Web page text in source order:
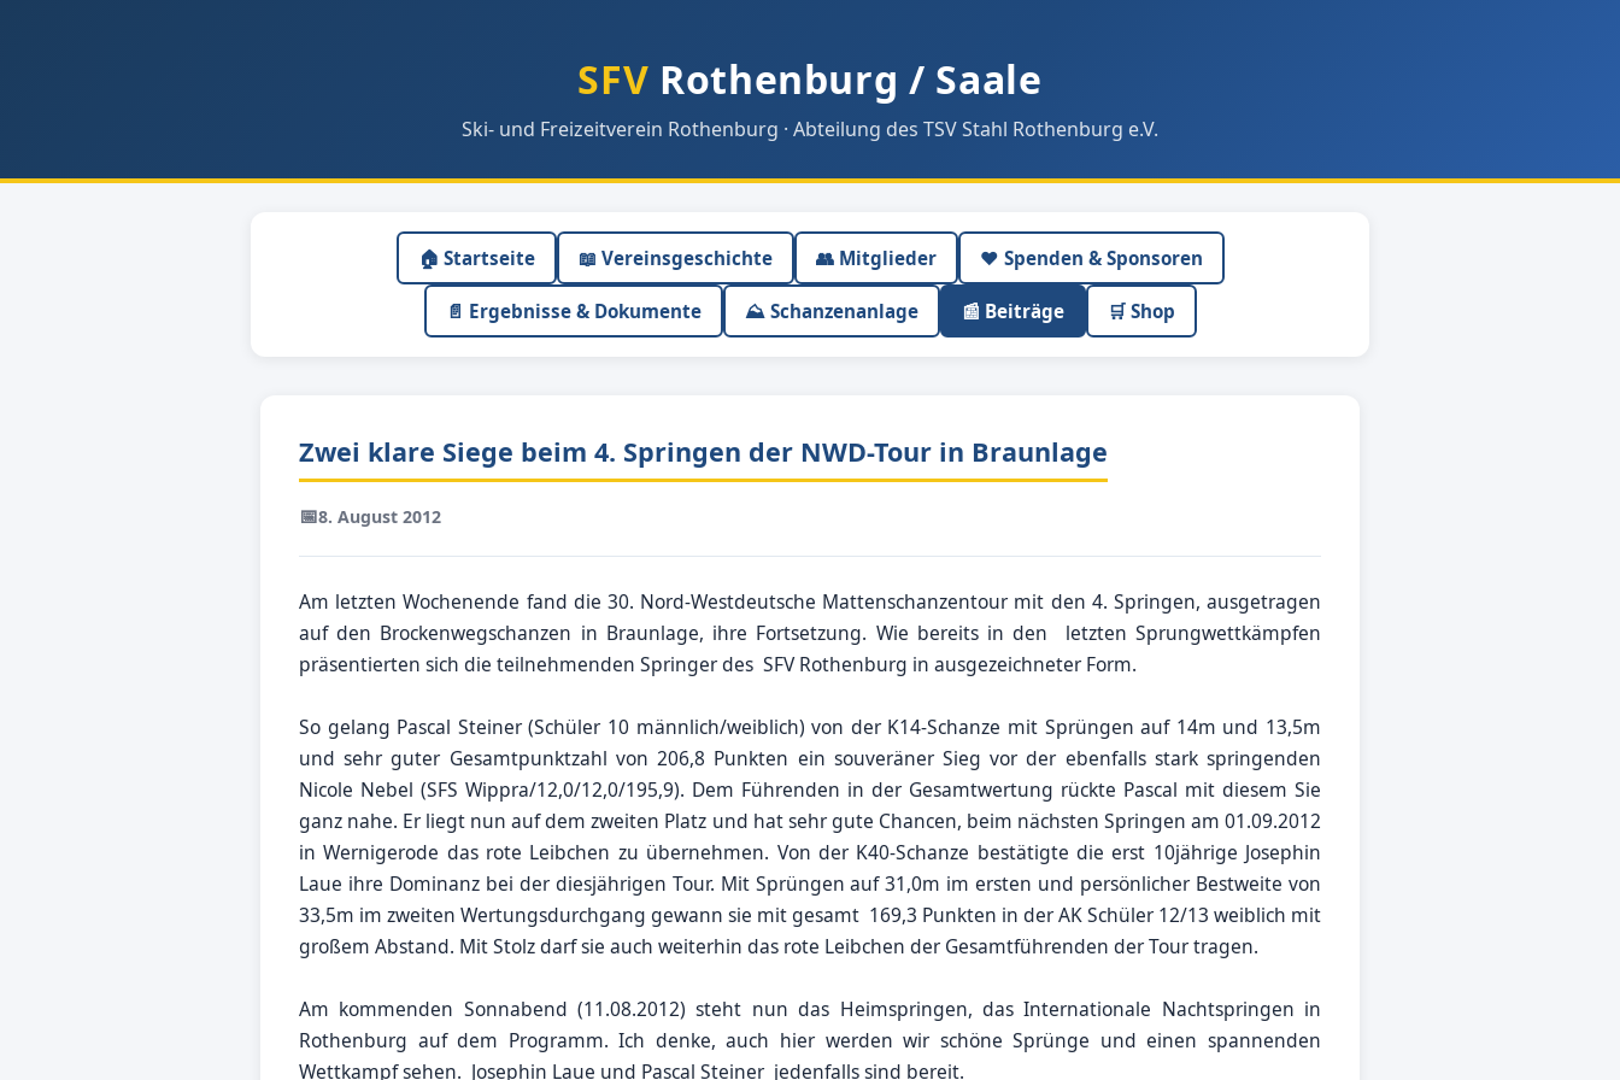
SFV Rothenburg / Saale
Ski- und Freizeitverein Rothenburg · Abteilung des TSV Stahl Rothenburg e.V.
🏠 Startseite 📖 Vereinsgeschichte 👥 Mitglieder ❤️ Spenden & Sponsoren
📄 Ergebnisse & Dokumente ⛰ Schanzenanlage 📰 Beiträge 🛒 Shop
Zwei klare Siege beim 4. Springen der NWD-Tour in Braunlage
📅8. August 2012
Am letzten Wochenende fand die 30. Nord-Westdeutsche Mattenschanzentour mit den 4. Springen, ausgetragen
auf den Brockenwegschanzen in Braunlage, ihre Fortsetzung. Wie bereits in den letzten Sprungwettkämpfen
präsentierten sich die teilnehmenden Springer des SFV Rothenburg in ausgezeichneter Form.
So gelang Pascal Steiner (Schüler 10 männlich/weiblich) von der K14-Schanze mit Sprüngen auf 14m und 13,5m
und sehr guter Gesamtpunktzahl von 206,8 Punkten ein souveräner Sieg vor der ebenfalls stark springenden
Nicole Nebel (SFS Wippra/12,0/12,0/195,9). Dem Führenden in der Gesamtwertung rückte Pascal mit diesem Sie
ganz nahe. Er liegt nun auf dem zweiten Platz und hat sehr gute Chancen, beim nächsten Springen am 01.09.2012
in Wernigerode das rote Leibchen zu übernehmen. Von der K40-Schanze bestätigte die erst 10jährige Josephin
Laue ihre Dominanz bei der diesjährigen Tour. Mit Sprüngen auf 31,0m im ersten und persönlicher Bestweite von
33,5m im zweiten Wertungsdurchgang gewann sie mit gesamt 169,3 Punkten in der AK Schüler 12/13 weiblich mit
großem Abstand. Mit Stolz darf sie auch weiterhin das rote Leibchen der Gesamtführenden der Tour tragen.
Am kommenden Sonnabend (11.08.2012) steht nun das Heimspringen, das Internationale Nachtspringen in
Rothenburg auf dem Programm. Ich denke, auch hier werden wir schöne Sprünge und einen spannenden
Wettkampf sehen. Josephin Laue und Pascal Steiner jedenfalls sind bereit.